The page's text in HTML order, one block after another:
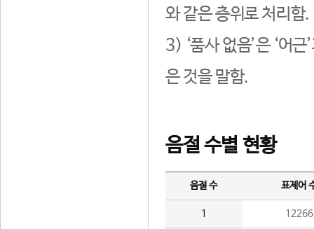
와 같은 층위로 처리함.
3) ‘품사 없음’은 ‘어
은 것을 말함.
음절 수별 현황
음절 수 표제어
1 12266